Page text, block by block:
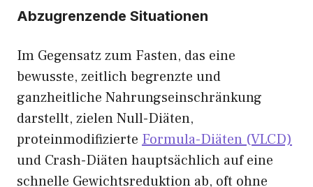
Abzugrenzende Situationen
Im Gegensatz zum Fasten, das eine
bewusste, zeitlich begrenzte und
ganzheitliche Nahrungseinschränkung
darstellt, zielen Null-Diäten,
proteinmodifizierte Formula-Diäten (VLCD)
und Crash-Diäten hauptsächlich auf eine
schnelle Gewichtsreduktion ab, oft ohne